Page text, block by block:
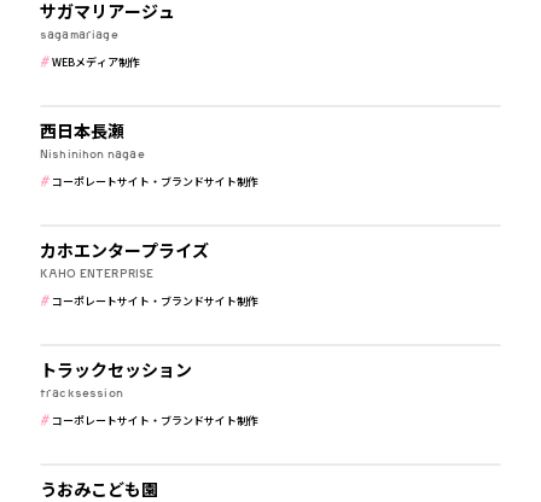
サガマリアージュ
sagamariage
WEBメディア制作
西日本長瀬
Nishinihon nagae
コーポレートサイト・ブランドサイト制作
カホエンタープライズ
KAHO ENTERPRISE
コーポレートサイト・ブランドサイト制作
トラックセッション
tracksession
コーポレートサイト・ブランドサイト制作
うおみこども園